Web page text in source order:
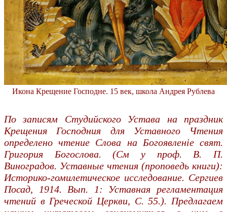
Икона Крещение Господне. 15 век, школа Андрея Рублева
По записям Студийского Устава на праздник
Крещения Господния для Уставного Чтения
определено чтение Слова на Богоявленіе свят.
Григория Богослова. (См у проф. В. П.
Виноградов. Уставные чтения (проповедь книги):
Историко-гомилетическое исследование. Сергиев
Посад, 1914. Вып. 1: Уставная регламентация
чтений в Греческой Церкви, C. 55.). Предлагаем